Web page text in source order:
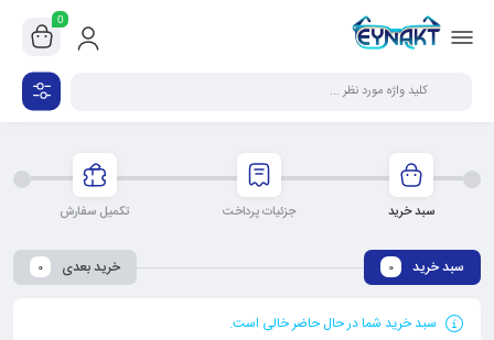
0
سبد خرید جزئیات پرداخت تکمیل سفارش
سبد خرید 0 خرید بعدی 0
سبد خرید شما در حال حاضر خالی است.